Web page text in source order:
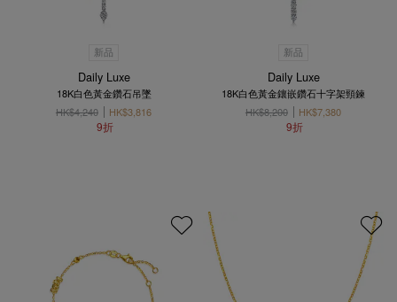
新品
Daily Luxe
18K白色黃金鑽石吊墜
HK$4,240
HK$3,816
9折
新品
Daily Luxe
18K白色黃金鑲嵌鑽石十字架頸鍊
HK$8,200
HK$7,380
9折